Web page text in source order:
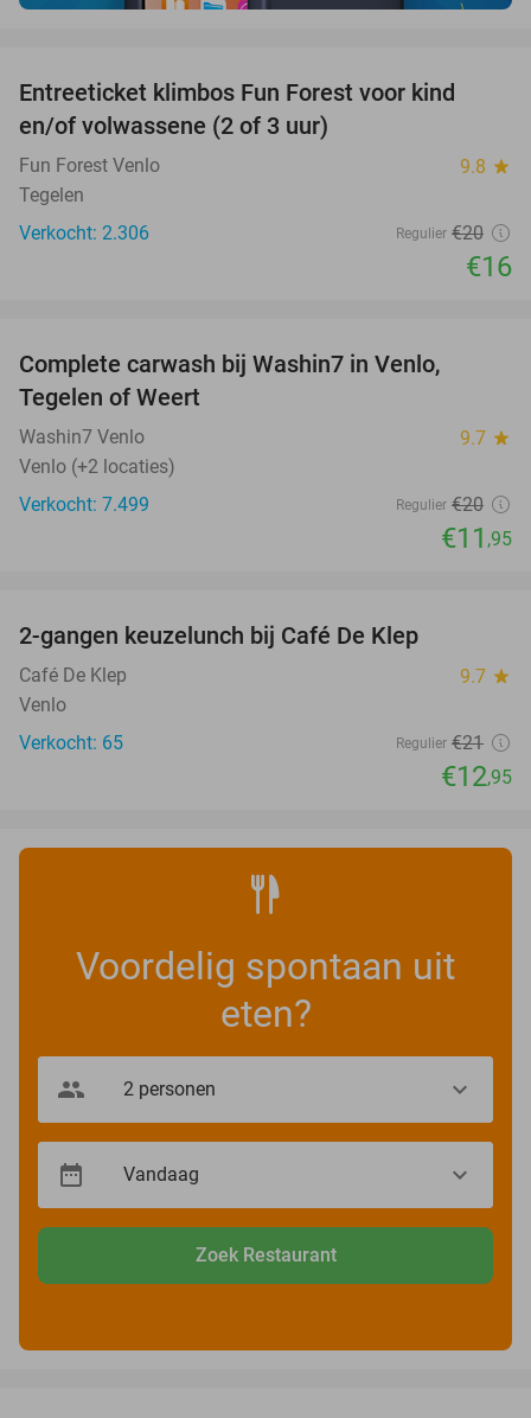
Entreeticket klimbos Fun Forest voor kind
en/of volwassene (2 of 3 uur)
Fun Forest Venlo 9.8 star
Tegelen
Verkocht: 2.306
Regulier €20
€16
Complete carwash bij Washin7 in Venlo,
Tegelen of Weert
Washin7 Venlo 9.7 star
Venlo (+2 locaties)
Verkocht: 7.499
Regulier €20
€11 ,95
2-gangen keuzelunch bij Café De Klep
Café De Klep 9.7 star
Venlo
Verkocht: 65
Regulier €21
€12,95
Voordelig spontaan uit
eten?
Zoek Restaurant